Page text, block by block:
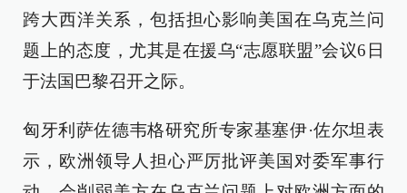
跨大西洋关系，包括担心影响美国在乌克兰问
题上的态度，尤其是在援乌“志愿联盟”会议6日
于法国巴黎召开之际。
匈牙利萨佐德韦格研究所专家基塞伊·佐尔坦表
示，欧洲领导人担心严厉批评美国对委军事行